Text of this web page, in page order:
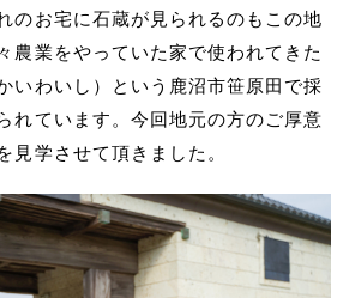
のお宅に石蔵が見られるのもこの地
農業をやっていた家で使われてきた
いわいし）という鹿沼市笹原田で採
れています。今回地元の方のご厚意
見学させて頂きました。